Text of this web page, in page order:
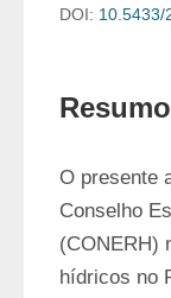
DOI: 10.5433/
Resumo
O presente
Conselho
(CONERH)
hídricos no